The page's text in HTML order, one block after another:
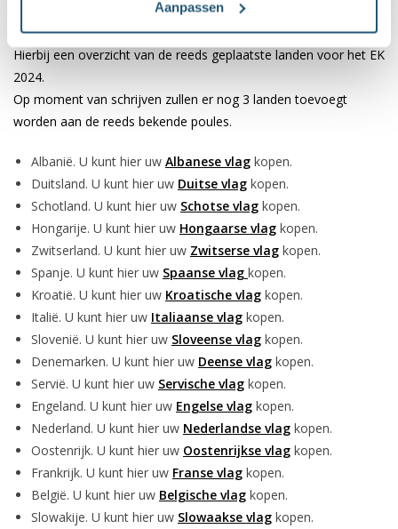
Aanpassen
Hierbij een overzicht van de reeds geplaatste landen voor het EK
2024.
Op moment van schrijven zullen er nog 3 landen toevoegt
worden aan de reeds bekende poules.
Albanië. U kunt hier uw Albanese vlag kopen.
Duitsland. U kunt hier uw Duitse vlag kopen.
Schotland. U kunt hier uw Schotse vlag kopen.
Hongarije. U kunt hier uw Hongaarse vlag kopen.
Zwitserland. U kunt hier uw Zwitserse vlag kopen.
Spanje. U kunt hier uw Spaanse vlag kopen.
Kroatië. U kunt hier uw Kroatische vlag kopen.
Italië. U kunt hier uw Italiaanse vlag kopen.
Slovenië. U kunt hier uw Sloveense vlag kopen.
Denemarken. U kunt hier uw Deense vlag kopen.
Servië. U kunt hier uw Servische vlag kopen.
Engeland. U kunt hier uw Engelse vlag kopen.
Nederland. U kunt hier uw Nederlandse vlag kopen.
Oostenrijk. U kunt hier uw Oostenrijkse vlag kopen.
Frankrijk. U kunt hier uw Franse vlag kopen.
België. U kunt hier uw Belgische vlag kopen.
Slowakije. U kunt hier uw Slowaakse vlag kopen.